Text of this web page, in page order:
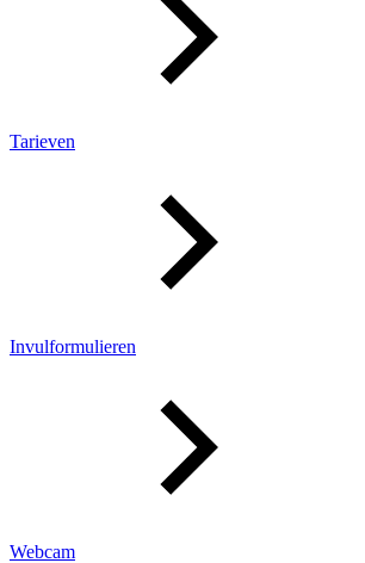
Tarieven
Invulformulieren
Webcam